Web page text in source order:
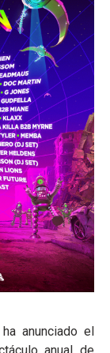
anunciado el